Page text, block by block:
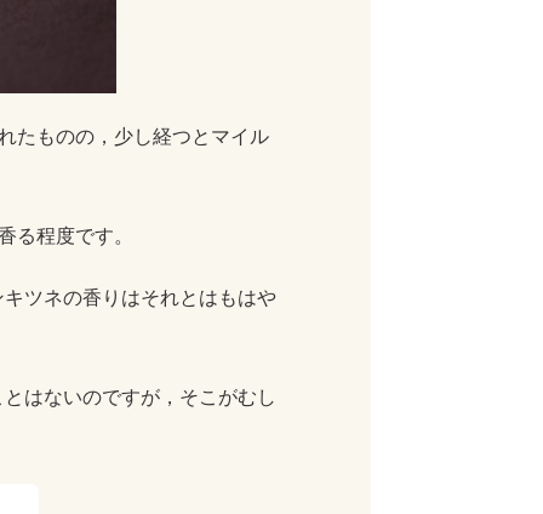
たものの，少し経つとマイル
程度です。
ツネの香りはそれとはもはや
はないのですが，そこがむし